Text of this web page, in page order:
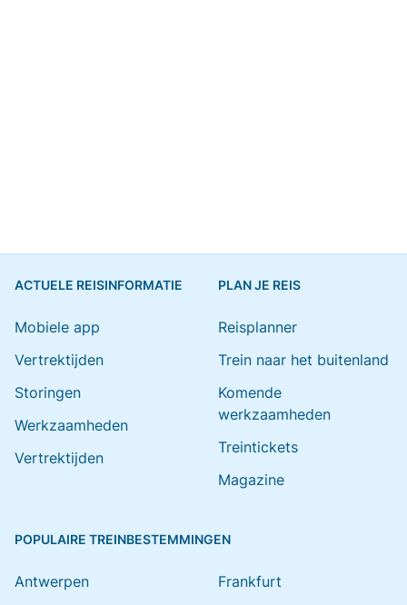
ACTUELE REISINFORMATIE
Mobiele app
Vertrektijden
Storingen
Werkzaamheden
Vertrektijden
PLAN JE REIS
Reisplanner
Trein naar het buitenland
Komende
werkzaamheden
Treintickets
Magazine
POPULAIRE TREINBESTEMMINGEN
Antwerpen Frankfurt